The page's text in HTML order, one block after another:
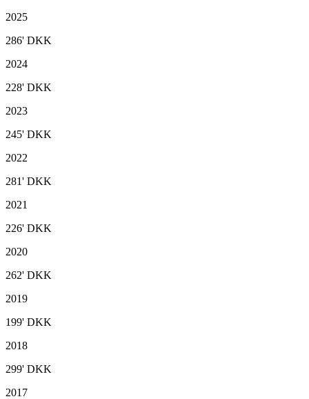
2025
286' DKK
2024
228' DKK
2023
245' DKK
2022
281' DKK
2021
226' DKK
2020
262' DKK
2019
199' DKK
2018
299' DKK
2017